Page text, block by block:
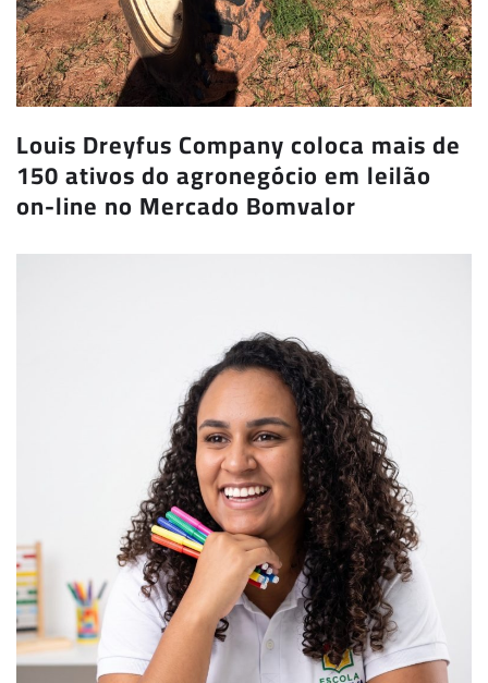
Louis Dreyfus Company coloca mais de
150 ativos do agronegócio em leilão
on-line no Mercado Bomvalor